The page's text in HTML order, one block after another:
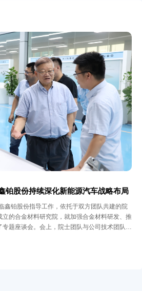
管要求，同时建立了与投资者的重大事项沟通
鑫铂股份不断拓展投资者关系管理的深度与广
信任关系。 随着我国资本市场改革持续深
定企业长期价值的关键因素。鑫铂股份将继续
善治理架构，坚持规范与创新并重；对外积极
努力为投资者创造长期稳定的回报，携手各方
平向更高质量迈进。
铂股份持续深化新能源汽车战略布局
鑫铂股份指导工作，依托于双方团队共建的院
的合金材料研究院，就加强合金材料研发、推
题座谈会。会上，院士团队与公司技术团队就
术升级和创新方向提供战略性指导。 此前，